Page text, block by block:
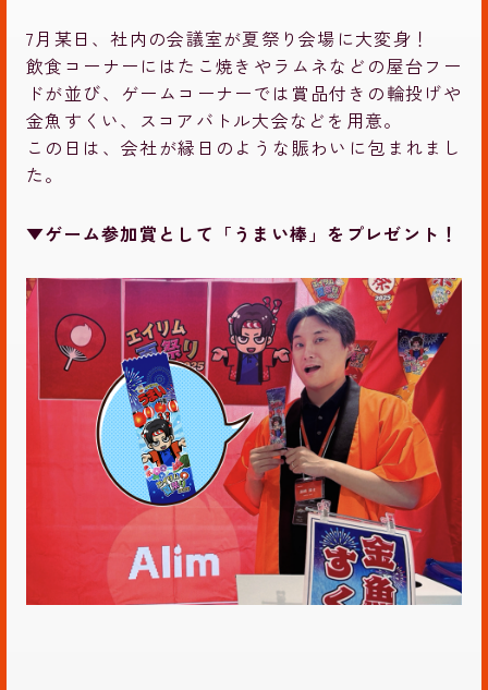
7月某日、社内の会議室が夏祭り会場に大変身！
飲食コーナーにはたこ焼きやラムネなどの屋台フー
ドが並び、ゲームコーナーでは賞品付きの輪投げや
金魚すくい、スコアバトル大会などを用意。
この日は、会社が縁日のような賑わいに包まれまし
た。
▼ゲーム参加賞として「うまい棒」をプレゼント！